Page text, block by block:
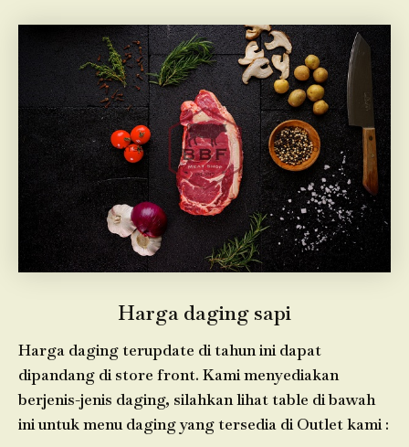
Harga daging sapi
Harga daging terupdate di tahun ini dapat
dipandang di store front. Kami menyediakan
berjenis-jenis daging, silahkan lihat table di bawah
ini untuk menu daging yang tersedia di Outlet kami :